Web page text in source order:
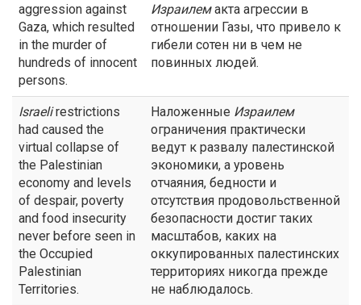
aggression against
Gaza, which resulted
in the murder of
hundreds of innocent
persons.
Израилемакта агрессии в
отношении Газы, что привело к
гибели сотен ни в чем не
повинных людей.
Israelirestrictions
had caused the
virtual collapse of
the Palestinian
economy and levels
of despair, poverty
and food insecurity
never before seen in
the Occupied
Palestinian
Territories.
Наложенные Израилем
ограничения практически
ведут к развалу палестинской
экономики, а уровень
отчаяния, бедности и
отсутствия продовольственной
безопасности достиг таких
масштабов, каких на
оккупированных палестинских
территориях никогда прежде
не наблюдалось.